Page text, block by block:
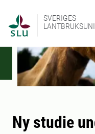
SVERIGES
Ny studie